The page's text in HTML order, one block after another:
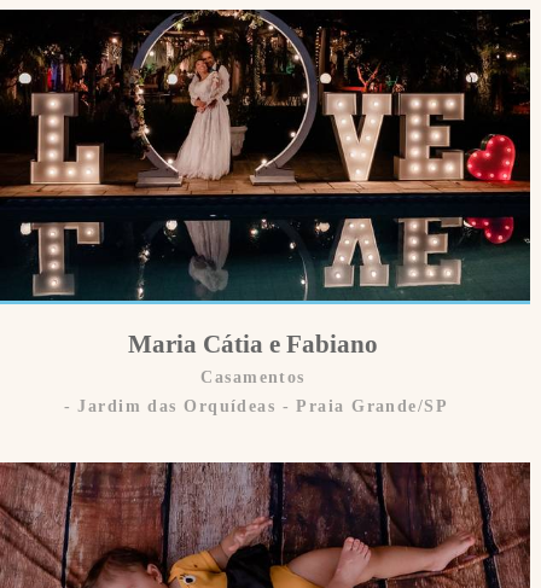
Maria Cátia e Fabiano
Casamentos
Jardim das Orquídeas - Praia Grande/SP